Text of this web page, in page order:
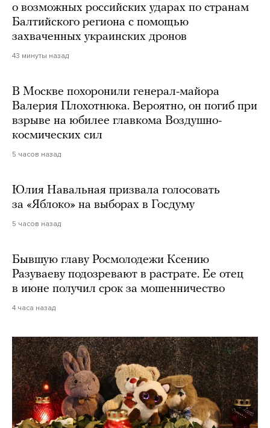
о возможных российских ударах по странам
Балтийского региона с помощью
захваченных украинских дронов
43 минуты назад
В Москве похоронили генерал-майора
Валерия Плохотнюка. Вероятно, он погиб при
взрыве на юбилее главкома Воздушно-
космических сил
5 часов назад
Юлия Навальная призвала голосовать
за «Яблоко» на выборах в Госдуму
5 часов назад
Бывшую главу Росмолодежи Ксению
Разуваеву подозревают в растрате. Ее отец
в июне получил срок за мошенничество
4 часа назад